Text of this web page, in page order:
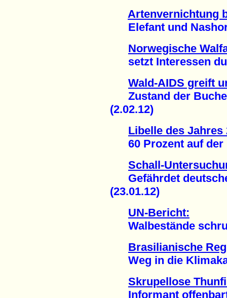
Artenvernichtung
Elefant und
Norwegische
setzt Interessen
Wald-AIDS greift
Zustand der
(2.02.12)
Libelle des Jahres
60 Prozent auf der
Schall-
Gefährdet
(23.01.12)
UN-Bericht:
Walbestände
Brasilianische
Weg in die
Skrupellose
Informant